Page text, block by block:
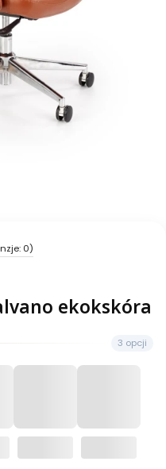
0)
ekokskóra
3 opcji